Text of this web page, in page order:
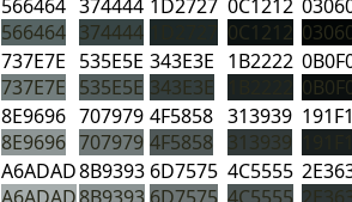
566464
566464
374444
374444
1D2727 0C1212
0C1212
737E7E
737E7E
535E5E
535E5E
343E3E
343E3E
1B2222
8E9696
8E9696
707979
707979
4F5858
4F5858
313939
313939
A6ADAD8B9393 6D7575 4C5555